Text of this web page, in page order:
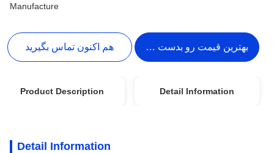
Manufacture
بهترین قیمت رو بدست بیار هم اکنون تماس بگیرید
Detail Information
Product Description
Detail Information